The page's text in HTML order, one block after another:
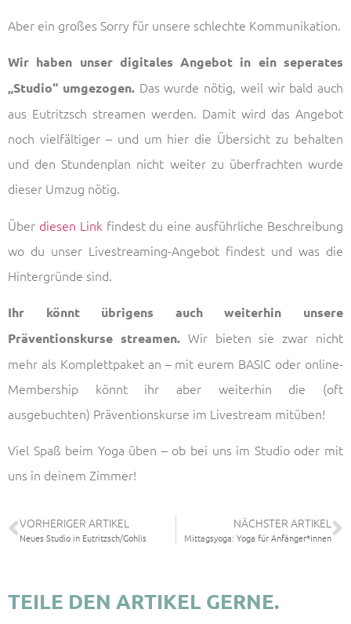
Aber ein großes Sorry für unsere schlechte Kommunikation.
Wir haben unser digitales Angebot in ein seperates
„Studio“ umgezogen.Das wurde nötig, weil wir bald auch
aus Eutritzsch streamen werden. Damit wird das Angebot
noch vielfältiger – und um hier die Übersicht zu behalten
und den Stundenplan nicht weiter zu überfrachten wurde
dieser Umzug nötig.
Über diesen Link findest du eine ausführliche Beschreibung
wo du unser Livestreaming-Angebot findest und was die
Hintergründe sind.
Ihr könnt übrigens auch weiterhin unsere
Präventionskurse streamen.Wir bieten sie zwar nicht
mehr als Komplettpaket an – mit eurem BASIC oder online-
Membership könnt ihr aber weiterhin die (oft
ausgebuchten) Präventionskurse im Livestream mitüben!
Viel Spaß beim Yoga üben – ob bei uns im Studio oder mit
uns in deinem Zimmer!
VORHERIGER ARTIKEL
Neues Studio in Eutritzsch/Gohlis
NÄCHSTER ARTIKEL
Mittagsyoga: Yoga für Anfänger*innen
TEILE DEN ARTIKEL GERNE.